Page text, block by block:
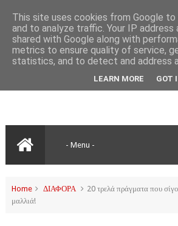
Home ΔΙΑΦΟΡΑ
20 τρελά πράγματα που
μαλλιά!
This site uses cookies from Google
and to analyze traffic. Your IP address
shared with Google along with
metrics to ensure quality of service,
statistics, and to detect and address
LEARN MORE GOT